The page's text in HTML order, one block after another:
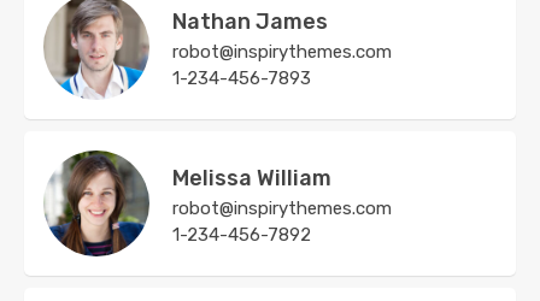
Nathan James
robot@inspirythemes.com
1-234-456-7893
Melissa William
robot@inspirythemes.com
1-234-456-7892